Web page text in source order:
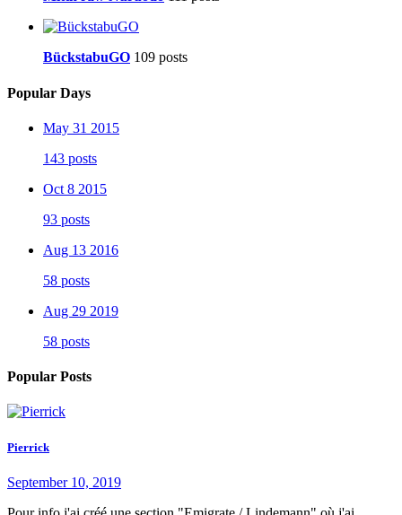
BückstabuGO 109 posts
Popular Days
May 31 2015
143 posts
Oct 8 2015
93 posts
Aug 13 2016
58 posts
Aug 29 2019
58 posts
Popular Posts
Pierrick
September 10, 2019